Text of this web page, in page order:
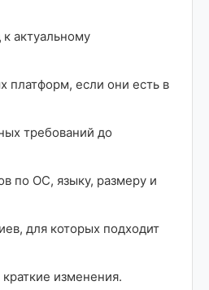
актуальному
платформ, если они есть в
требований до
по ОС, языку, размеру и
для которых подходит
изменения.